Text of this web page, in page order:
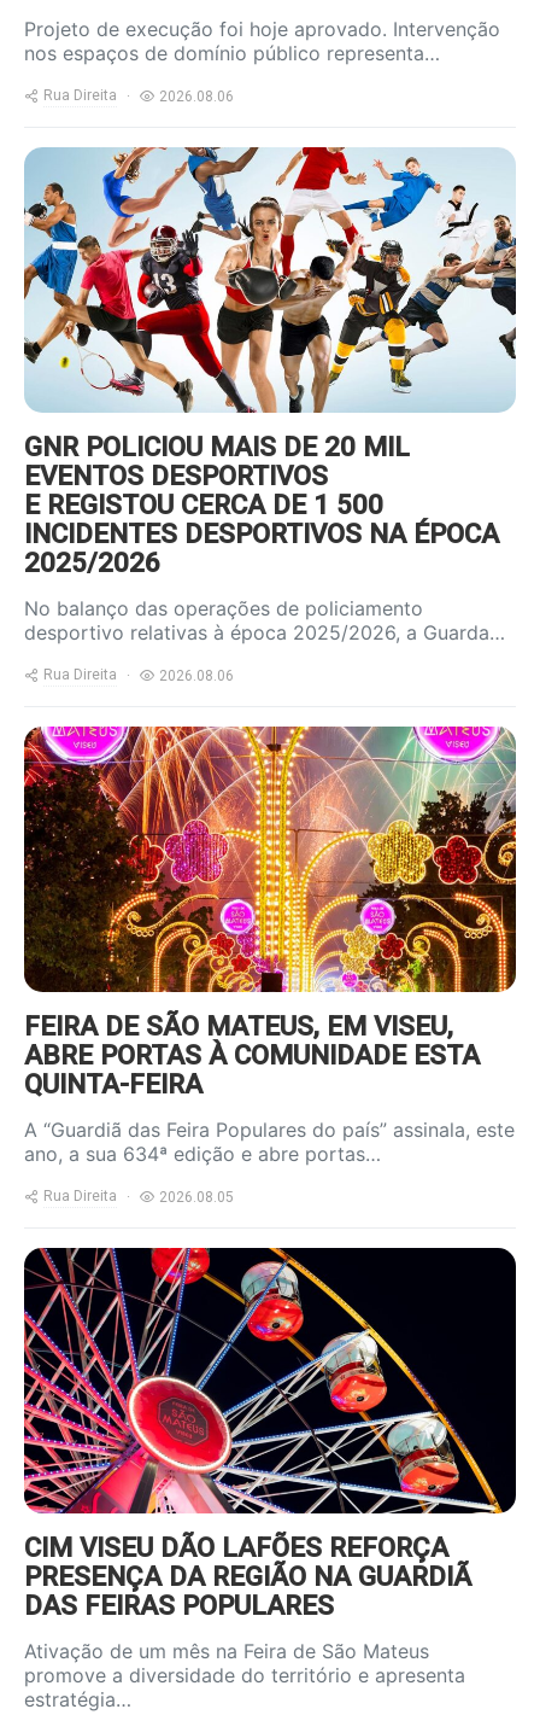
Projeto de execução foi hoje aprovado. Intervenção
nos espaços de domínio público representa…
Rua Direita 2026.08.06
https://www.ruadireita.pt/wp-
content/uploads/2022/01/desporto-
800x600.jpg
GNR POLICIOU MAIS DE 20 MIL
EVENTOS DESPORTIVOS
E REGISTOU CERCA DE 1 500
INCIDENTES DESPORTIVOS NA ÉPOCA
2025/2026
No balanço das operações de policiamento
desportivo relativas à época 2025/2026, a Guarda…
Rua Direita 2026.08.06
https://www.ruadireita.pt/wp-
content/uploads/2025/06/feira-
sao-mateus-800x600.jpg
FEIRA DE SÃO MATEUS, EM VISEU,
ABRE PORTAS À COMUNIDADE ESTA
QUINTA-FEIRA
A “Guardiã das Feira Populares do país” assinala, este
ano, a sua 634ª edição e abre portas…
Rua Direita 2026.08.05
https://www.ruadireita.pt/wp-
content/uploads/2026/08/feira-
s-mateus-800x600.jpg
CIM VISEU DÃO LAFÕES REFORÇA
PRESENÇA DA REGIÃO NA GUARDIÃ
DAS FEIRAS POPULARES
Ativação de um mês na Feira de São Mateus
promove a diversidade do território e apresenta
estratégia…